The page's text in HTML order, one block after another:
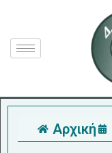
Αρχική